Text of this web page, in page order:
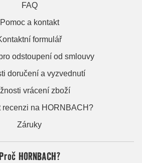
FAQ
Pomoc a kontakt
formulář
odstoupení od smlouvy
doručení a vyzvednutí
vrácení zboží
recenzi na HORNBACH?
Záruky
HORNBACH?